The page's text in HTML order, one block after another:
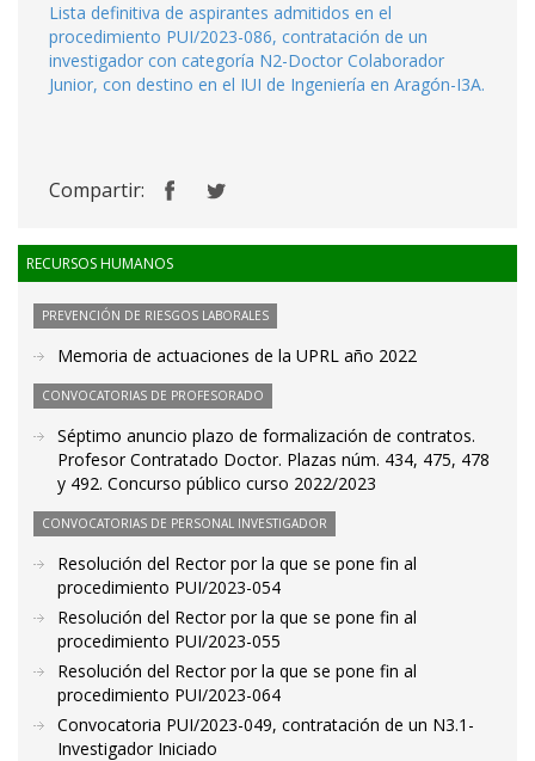
Lista definitiva de aspirantes admitidos en el
procedimiento PUI/2023-086, contratación de un
investigador con categoría N2-Doctor Colaborador
Junior, con destino en el IUI de Ingeniería en Aragón-I3A.
Compartir:
RECURSOS HUMANOS
PREVENCIÓN DE RIESGOS LABORALES
Memoria de actuaciones de la UPRL año 2022
CONVOCATORIAS DE PROFESORADO
Séptimo anuncio plazo de formalización de contratos.
Profesor Contratado Doctor. Plazas núm. 434, 475, 478
y 492. Concurso público curso 2022/2023
CONVOCATORIAS DE PERSONAL INVESTIGADOR
Resolución del Rector por la que se pone fin al
procedimiento PUI/2023-054
Resolución del Rector por la que se pone fin al
procedimiento PUI/2023-055
Resolución del Rector por la que se pone fin al
procedimiento PUI/2023-064
Convocatoria PUI/2023-049, contratación de un N3.1-
Investigador Iniciado